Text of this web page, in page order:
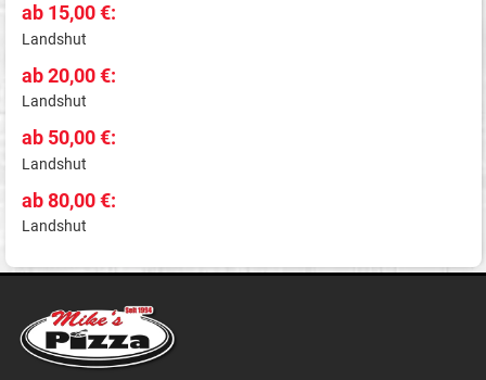
ab 15,00 €:
Landshut
ab 20,00 €:
Landshut
ab 50,00 €:
Landshut
ab 80,00 €:
Landshut